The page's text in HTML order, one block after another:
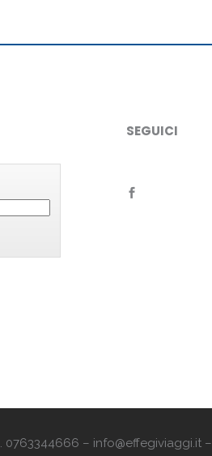
SEGUICI
0763344666 – info@effegiviaggi.it –